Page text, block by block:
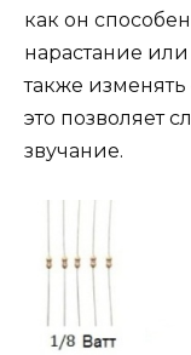
как он
нарастание
также
это позволяет
звучание.